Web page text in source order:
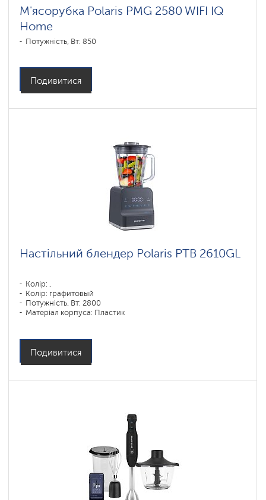
М'ясорубка Polaris PMG 2580 WIFI IQ
Home
Потужність, Вт: 850
Подивитися
Настільний блендер Polaris PTB 2610GL
Колір: ,
Колір: графитовый
Потужність, Вт: 2800
Матеріал корпуса: Пластик
Подивитися